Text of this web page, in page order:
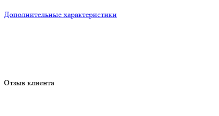
Дополнительные характеристики
Отзыв клиента